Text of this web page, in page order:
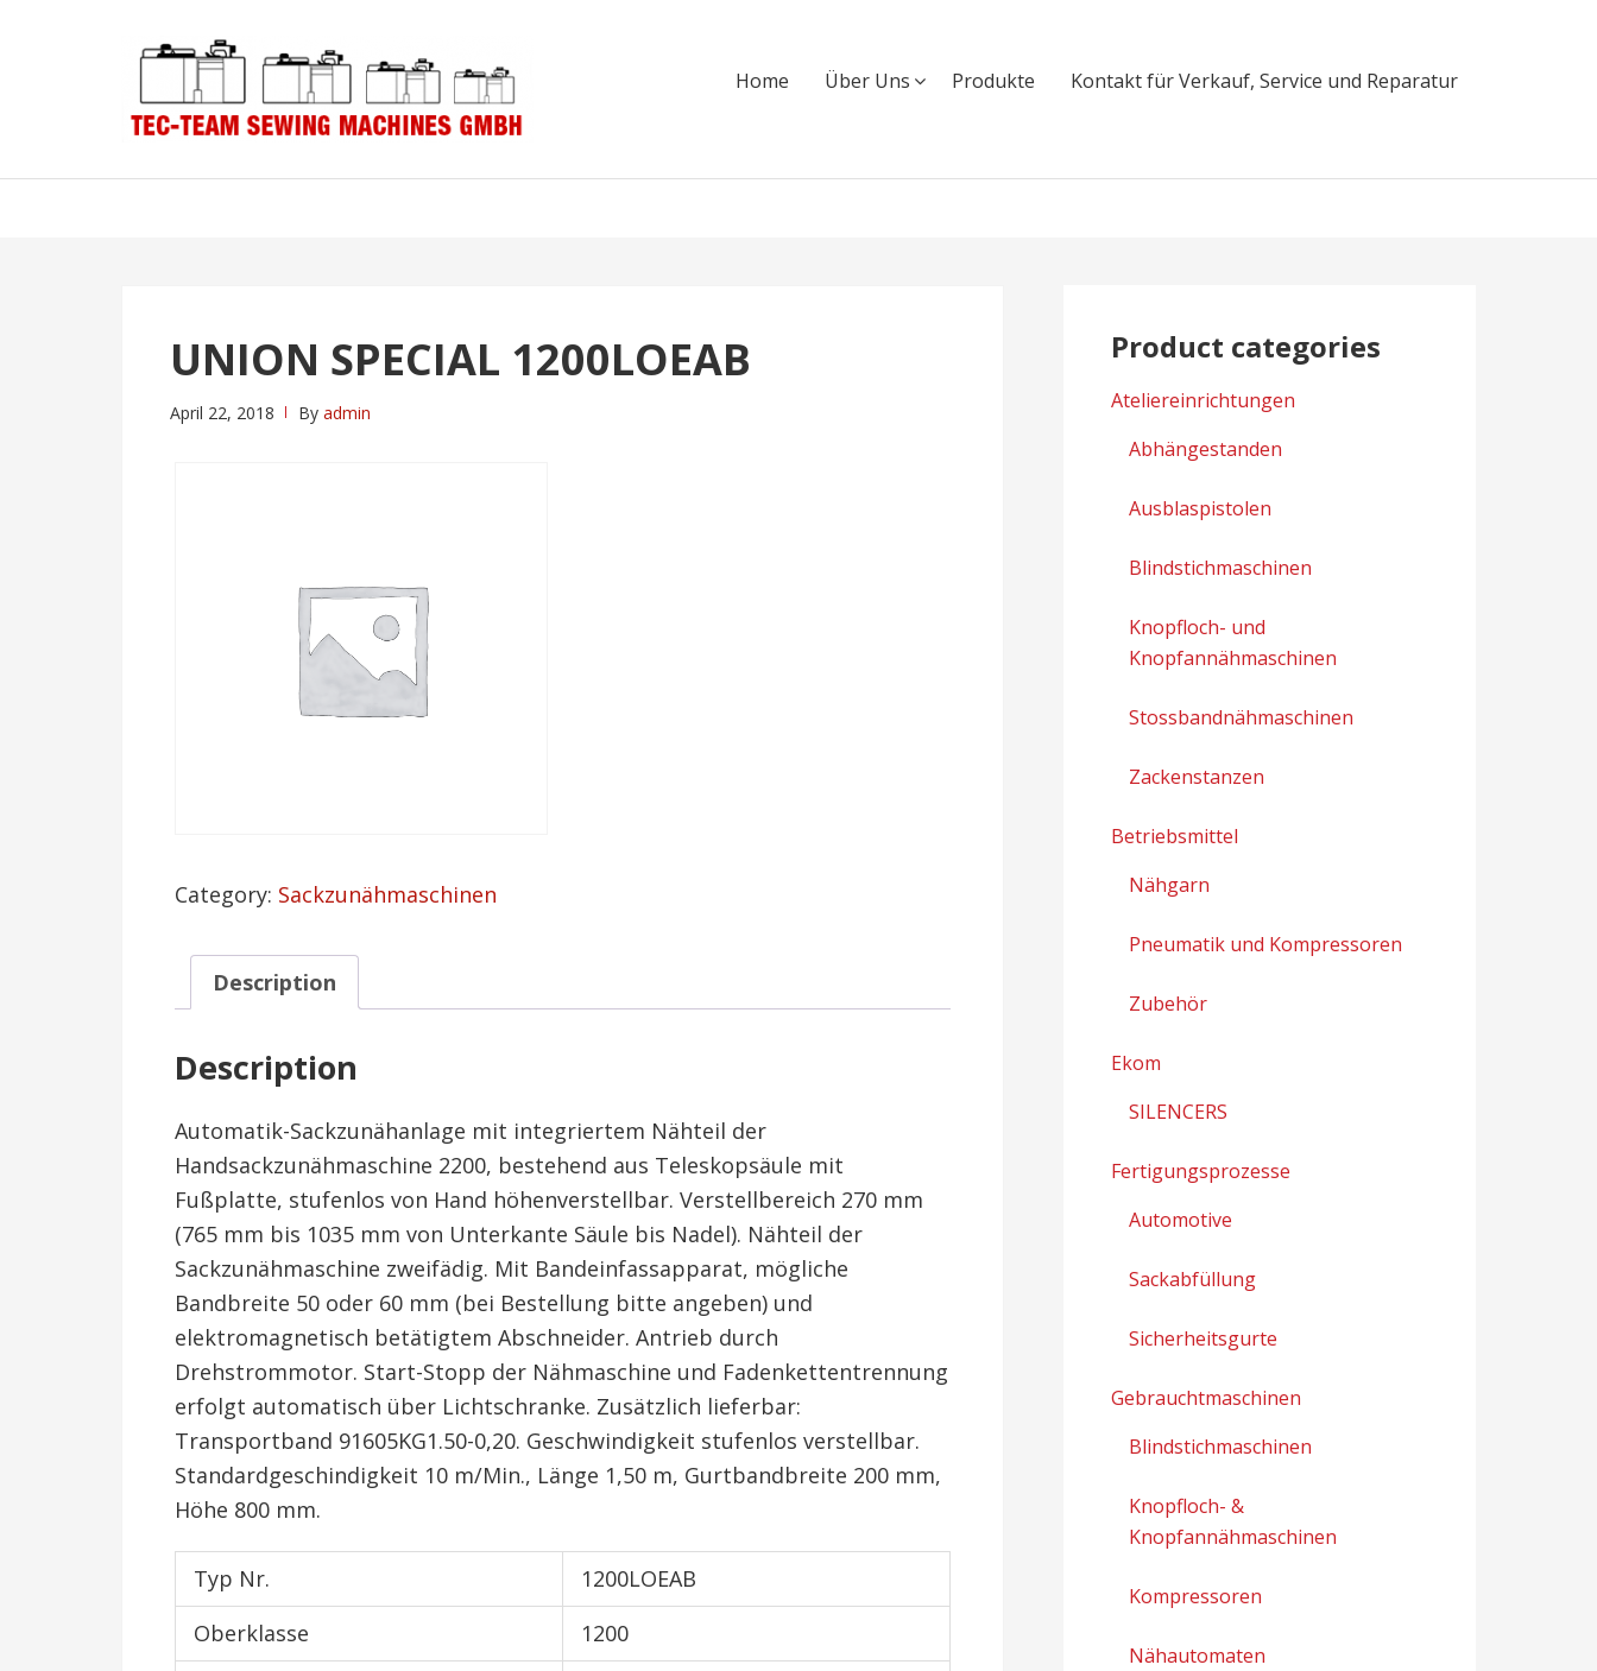
navigation
Home Über Uns Produkte Kontakt für Verkauf, Service und Reparatur
UNION SPECIAL 1200LOEAB
April 22, 2018 By admin
Category: Sackzunähmaschinen
Description
Description
Automatik-Sackzunähanlage mit integriertem Nähteil der
Handsackzunähmaschine 2200, bestehend aus Teleskopsäule mit
Fußplatte, stufenlos von Hand höhenverstellbar. Verstellbereich 270 mm
(765 mm bis 1035 mm von Unterkante Säule bis Nadel). Nähteil der
Sackzunähmaschine zweifädig. Mit Bandeinfassapparat, mögliche
Bandbreite 50 oder 60 mm (bei Bestellung bitte angeben) und
elektromagnetisch betätigtem Abschneider. Antrieb durch
Drehstrommotor. Start-Stopp der Nähmaschine und Fadenkettentrennung
erfolgt automatisch über Lichtschranke. Zusätzlich lieferbar:
Transportband 91605KG1.50-0,20. Geschwindigkeit stufenlos verstellbar.
Standardgeschindigkeit 10 m/Min., Länge 1,50 m, Gurtbandbreite 200 mm,
Höhe 800 mm.
Typ Nr.
1200LOEAB
Oberklasse
1200
Product categories
Ateliereinrichtungen
Abhängestanden
Ausblaspistolen
Blindstichmaschinen
Knopfloch- und
Knopfannähmaschinen
Stossbandnähmaschinen
Zackenstanzen
Betriebsmittel
Nähgarn
Pneumatik und Kompressoren
Zubehör
Ekom
SILENCERS
Fertigungsprozesse
Automotive
Sackabfüllung
Sicherheitsgurte
Gebrauchtmaschinen
Blindstichmaschinen
Knopfloch- &
Knopfannähmaschinen
Kompressoren
Nähautomaten